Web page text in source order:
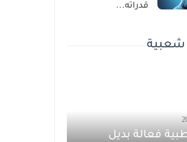
قدراته...
فعالة بديل